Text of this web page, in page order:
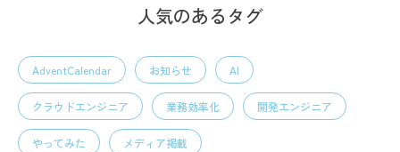
人気のあるタグ
AdventCalendar お知らせ AI
クラウドエンジニア 業務効率化 開発エンジニア
やってみた メディア掲載